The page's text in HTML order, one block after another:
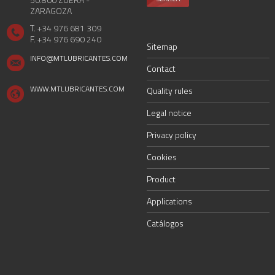
ZARAGOZA
T. +34 976 681 309
F. +34 976 690 240
INFO@MTLUBRICANTES.COM
WWW.MTLUBRICANTES.COM
Sitemap
Contact
Quality rules
Legal notice
Privacy policy
Cookies
Product
Applications
Catálogos